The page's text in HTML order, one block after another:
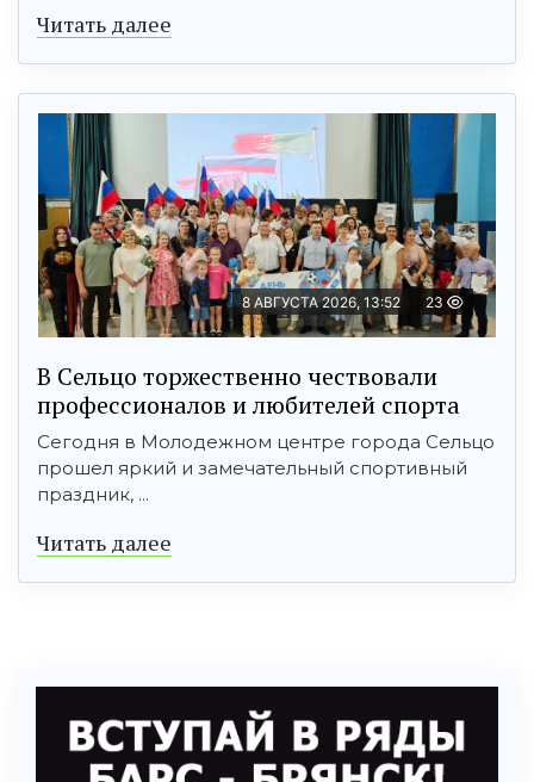
Читать далее
8 АВГУСТА 2026, 13:52 23
В Сельцо торжественно чествовали
профессионалов и любителей спорта
Сегодня в Молодежном центре города Сельцо
прошел яркий и замечательный спортивный
праздник, ...
Читать далее